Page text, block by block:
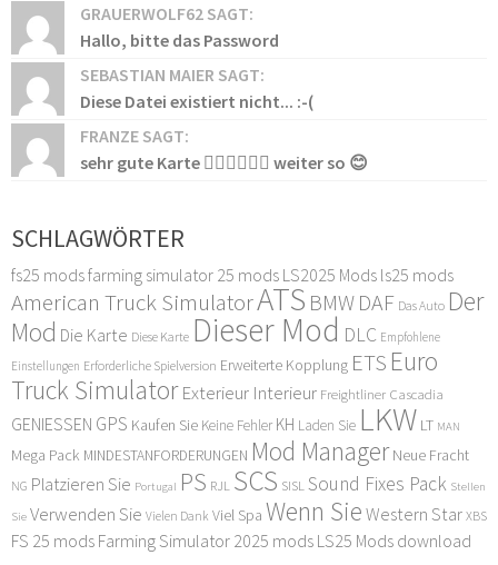
GRAUERWOLF62 SAGT:
Hallo, bitte das Password
SEBASTIAN MAIER SAGT:
Diese Datei existiert nicht... :-(
FRANZE SAGT:
sehr gute Karte 👍🏻👍🏻👍🏻 weiter so 😊
SCHLAGWÖRTER
fs25 modsfarming simulator 25 mods LS2025 Mods ls25 mods
American Truck SimulatorATS BMW DAF Das Auto Der
Mod Die Karte Diese Karte Dieser Mod DLC Empfohlene
Einstellungen Erforderliche Spielversion Erweiterte Kopplung ETS Euro
Truck Simulator Exterieur Interieur Freightliner Cascadia
GENIESSEN GPS Kaufen Sie Keine Fehler KH Laden Sie LKW LT MAN
Mega Pack MINDESTANFORDERUNGEN Mod Manager Neue Fracht
NG Platzieren Sie Portugal PS RJL SCS SISL Sound Fixes Pack Stellen
Sie Verwenden Sie Vielen Dank Viel Spa Wenn Sie Western Star XBS
FS 25 mods Farming Simulator 2025 mods LS25 Mods download